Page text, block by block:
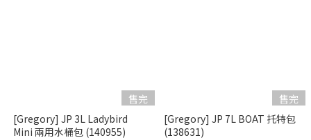
售完
[Gregory] JP 3L Ladybird
Mini 兩用水桶包 (140955)
售完
[Gregory] JP 7L BOAT 托特包
(138631)